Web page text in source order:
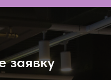
заявку